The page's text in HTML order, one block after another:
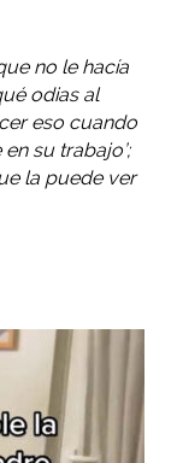
no le hacía
odias al
eso cuando
su trabajo’;
la puede ver